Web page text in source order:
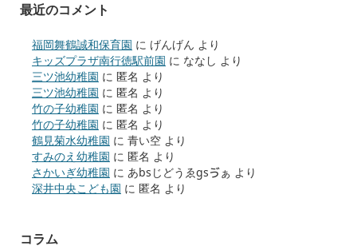
最近のコメント
福岡舞鶴誠和保育園 に げんげん より
キッズプラザ南行徳駅前園 に ななし より
三ツ池幼稚園 に 匿名 より
三ツ池幼稚園 に 匿名 より
竹の子幼稚園 に 匿名 より
竹の子幼稚園 に 匿名 より
鶴見菊水幼稚園 に 青い空 より
すみのえ幼稚園 に 匿名 より
さかいぎ幼稚園 に あbsじどうゑgsゔぁ より
深井中央こども園 に 匿名 より
コラム